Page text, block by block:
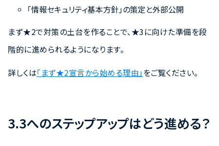
「情報セキュリティ基本方針」の策定と外部公開
まず★2で対策の土台を作ることで、★3に向けた準備を段
階的に進められるようになります。
詳しくは「まず★2宣言から始める理由」をご覧ください。
3.3へのステップアップはどう進める？